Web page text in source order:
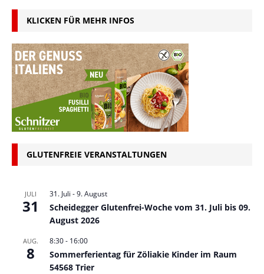
KLICKEN FÜR MEHR INFOS
GLUTENFREIE VERANSTALTUNGEN
JULI
31
31. Juli -9. August
Scheidegger Glutenfrei-Woche vom 31. Juli bis 09.
August 2026
AUG.
8
8:30- 16:00
Sommerferientag für Zöliakie Kinder im Raum
54568 Trier